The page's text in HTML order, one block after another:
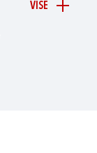
VIŠE